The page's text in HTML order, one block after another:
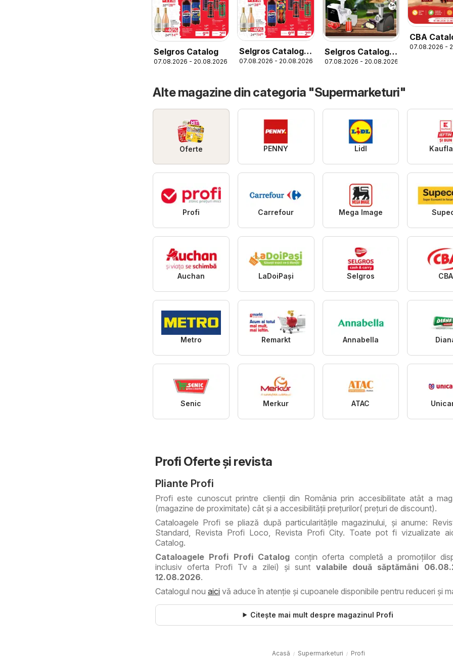
Selgros Catalog
07.08.2026 - 20.08.2026
Selgros Catalog
Magazine Mici
07.08.2026 - 20.08.2026
Selgros Catalog
Nonfood
07.08.2026 - 20.08.2026
CBA
07.08.2026 -
Alte magazine din categoria "Supermarketuri"
Oferte PENNY Lidl
Profi Carrefour Mega Image
Auchan LaDoiPași Selgros CBA
Metro Remarkt Annabella
Senic Merkur ATAC
Profi Oferte şi revista
Pliante Profi
Profi este cunoscut printre clienţii din România prin accesibilitate atât a
(magazine de proximitate) cât şi a accesibilităţii preţurilor( preţuri de discount).
Cataloagele Profi se pliază după particularităţile magazinului, şi anume:
Standard, Revista Profi Loco, Revista Profi City. Toate pot fi vizualizate
Catalog.
Cataloagele Profi Profi Catalog conţin oferta completă a promoţiilor
inclusiv oferta Profi Tv a zilei) şi sunt valabile două săptămâni
12.08.2026.
Catalogul nou aici vă aduce în atenţie şi cupoanele disponibile pentru reduceri şi
Citește mai mult despre magazinul Profi
Acasă Supermarketuri Profi